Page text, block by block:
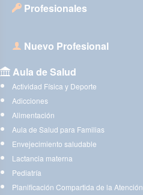
Profesionales
Nuevo Profesional
Aula de Salud
Actividad Física y Deporte
Adicciones
Alimentación
Aula de Salud para Familias
Envejecimiento saludable
Lactancia materna
Pediatría
Planificación Compartida de la Atención